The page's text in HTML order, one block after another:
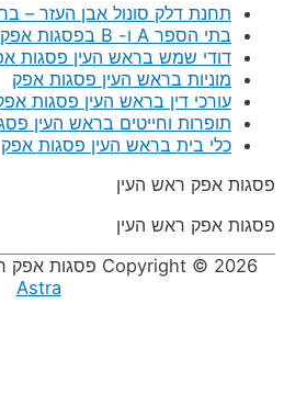
תחנת דלק סונול אבן העזר –
בתי הספר A ו- B בפסגות אפק יועברו אחרי חנוכה
דודי שמש בראש העין פסגות
מוניות בראש העין פסגות אפק
עורכי דין בראש העין פסגות
תופרות וחייטים בראש העין
כלי בית בראש העין פסגות אפק
פסגות אפק ראש העין
פסגות אפק ראש העין
Copyright © 2026 פסגות אפק
Astra